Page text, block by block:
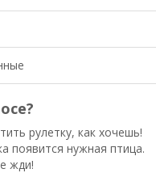
рулетку, как хочешь!
появится нужная птица.
жди!